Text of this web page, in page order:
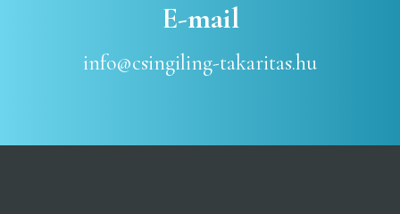
E-mail
info@csingiling-takaritas.hu